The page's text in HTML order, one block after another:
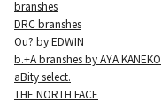
branshes
DRC branshes
Ou? by EDWIN
b.+A branshes by AYA KANEKO
aBity select.
THE NORTH FACE